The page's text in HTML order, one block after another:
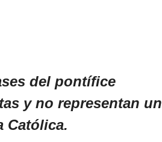
del pontífice
y no representan un
Católica.